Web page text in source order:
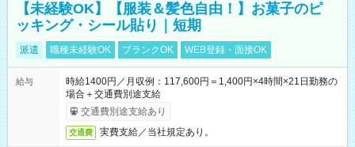
【未経験OK】【服装＆髪色自由！】お菓子のピ
ッキング・シール貼り｜短期
派遣 職種未経験OK ブランクOK WEB登録・面接OK
給与
時給1400円／月収例：117,600円＝1,400円×4時間×21日勤務の
場合＋交通費別途支給
交通費別途支給あり
交通費 実費支給／当社規定あり。